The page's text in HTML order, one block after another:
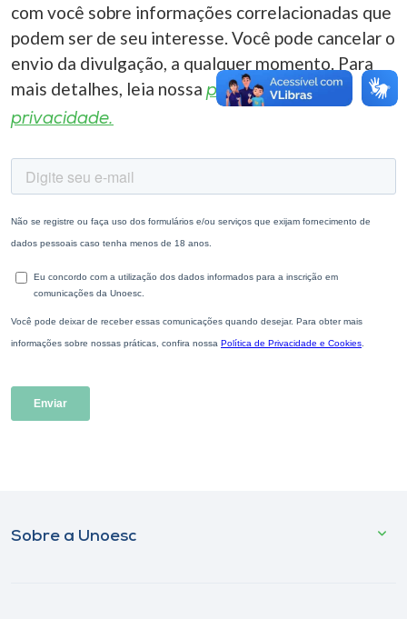
A-
com você sobre informações correlacionadas que
podem ser de seu interesse. Você pode cancelar o
envio da divulgação, a qualquer momento. Para
mais detalhes, leia nossa política de
privacidade.
Sobre a Unoesc